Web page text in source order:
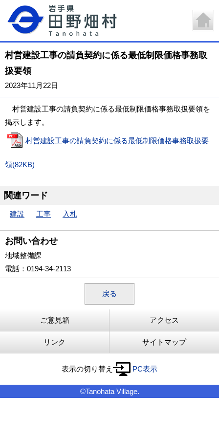
村営建設工事の請負契約に係る最低制限価格事務取
扱要領
2023年11月22日
村営建設工事の請負契約に係る最低制限価格事務取扱要領を
掲示します。
村営建設工事の請負契約に係る最低制限価格事務取扱要
領(82KB)
関連ワード
建設 工事 入札
お問い合わせ
地域整備課
電話 ：0194-34-2113
戻る
ご意見箱 アクセス
リンク サイトマップ
表示の切り替え PC表示
©Tanohata Village.